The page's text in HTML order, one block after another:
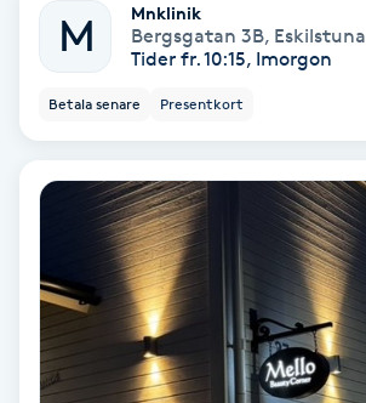
Ombre naglar
Osteopati
Paraffinbehandling
M Mnklinik
Bergsgatan 3B, Eskilstuna
Tider fr. 10:15, Imorgon
Betala senare Presentkort